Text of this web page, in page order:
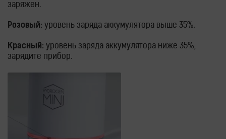
заряжен.
Розовый: уровень заряда аккумулятора выше 35%.
Красный: уровень заряда аккумулятора ниже 35%,
зарядите прибор.